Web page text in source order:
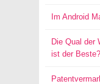
Im Android
Die Qual der
ist der Beste?